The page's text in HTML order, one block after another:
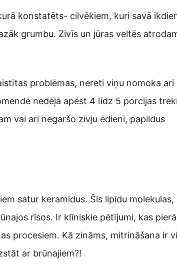
konstatēts- cilvēkiem, kuri savā
grumbu. Zivīs un jūras veltēs
problēmas, nereti viņu nomoka arī
nedēļā apēst 4 līdz 5 porcijas
vai arī negaršo zivju ēdieni, papildus
satur keramīdus. Šīs lipīdu molekulas,
rīsos. Ir klīniskie pētījumi, kas
procesiem. Kā zināms, mitrināšana ir
ar brūnajiem?!